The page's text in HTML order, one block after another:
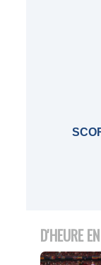
D'HEURE